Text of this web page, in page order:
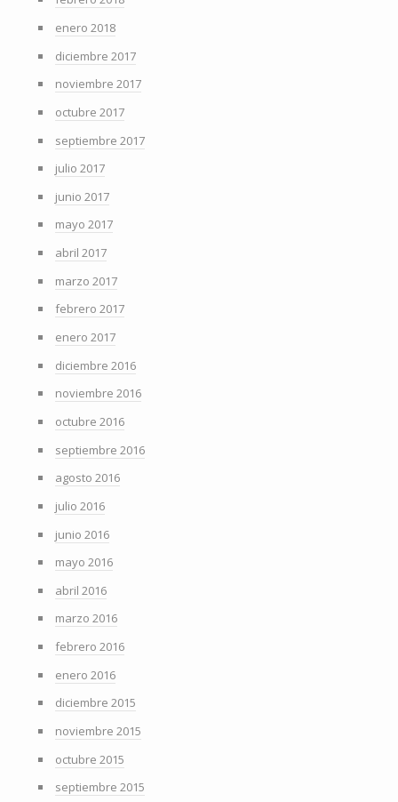
enero 2018
diciembre 2017
noviembre 2017
octubre 2017
septiembre 2017
julio 2017
junio 2017
mayo 2017
abril 2017
marzo 2017
febrero 2017
enero 2017
diciembre 2016
noviembre 2016
octubre 2016
septiembre 2016
agosto 2016
julio 2016
junio 2016
mayo 2016
abril 2016
marzo 2016
febrero 2016
enero 2016
diciembre 2015
noviembre 2015
octubre 2015
septiembre 2015